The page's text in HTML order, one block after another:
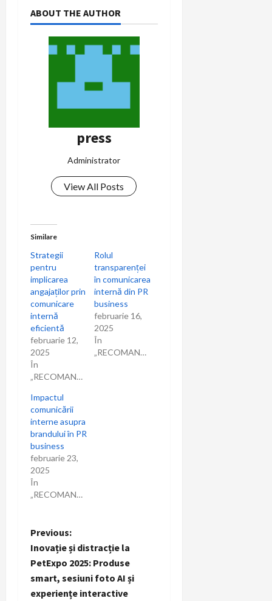
ABOUT THE AUTHOR
press
Administrator
View All Posts
Similare
Strategii
pentru
implicarea
angajaților prin
comunicare
internă
eficientă
februarie 12,
2025
În
„RECOMANDARI”
Rolul
transparenței
în comunicarea
internă din PR
business
februarie 16,
2025
În
„RECOMANDARI”
Impactul
comunicării
interne asupra
brandului în PR
business
februarie 23,
2025
În
„RECOMANDARI”
P
o
s
Previous:
Inovație și distracție la
PetExpo 2025: Produse
smart, sesiuni foto AI și
experiențe interactive